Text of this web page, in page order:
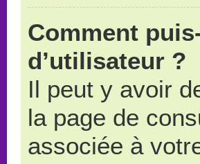
Comment
d’utilisateur ?
Il peut y avoir
la page de
associée à